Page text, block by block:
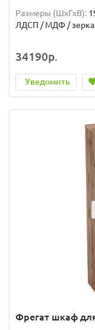
Размеры (ШxГxВ):
ЛДСП / МДФ /
34190р.
Уведомить
Фрегат шкаф